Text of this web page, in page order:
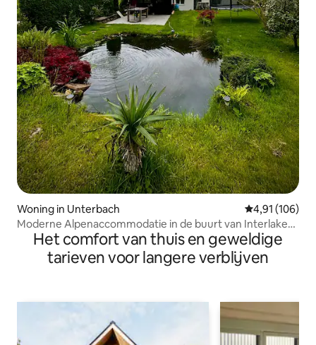
Woning in Unterbach Gemiddelde
4,91 (106)
Moderne Alpenaccommodatie in de buurt van Interlaken
– Gezin
Het comfort van thuis en geweldige
tarieven voor langere verblijven